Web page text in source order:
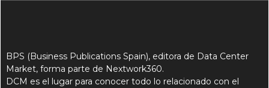
BPS (Business Publications Spain), editora de Data Center
Market, forma parte de Nextwork360.
DCM es el lugar para conocer todo lo relacionado con el